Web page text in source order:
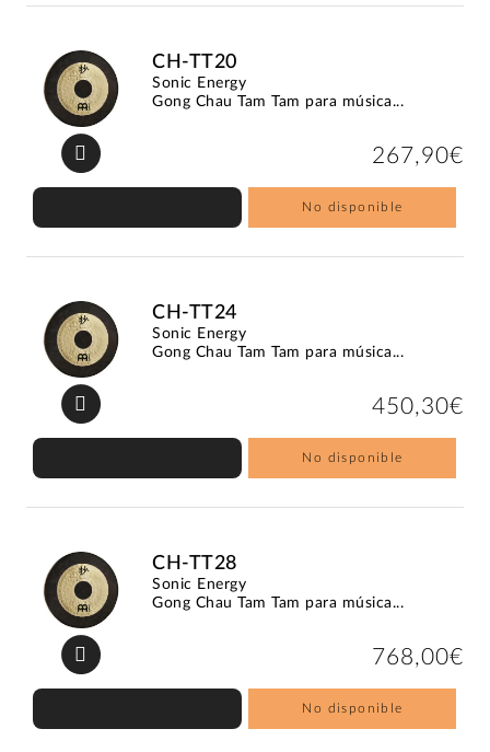
CH-TT20
Sonic Energy
Gong Chau Tam Tam para música...
267,90€
No disponible
CH-TT24
Sonic Energy
Gong Chau Tam Tam para música...
450,30€
No disponible
CH-TT28
Sonic Energy
Gong Chau Tam Tam para música...
768,00€
No disponible